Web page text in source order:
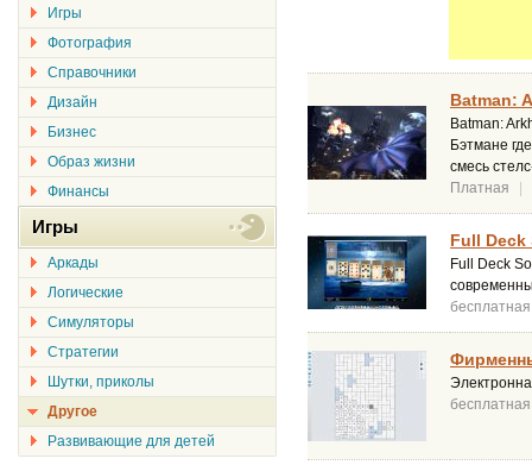
Batman:
Batman:
Бэтмане
смесь
Платная
Full Deck
Full Deck
бесплатная
бесплатная
Игры
Фотография
Справочники
Дизайн
Бизнес
Образ жизни
Финансы
Игры
Аркады
Логические
Симуляторы
Стратегии
Шутки, приколы
Другое
Развивающие для детей